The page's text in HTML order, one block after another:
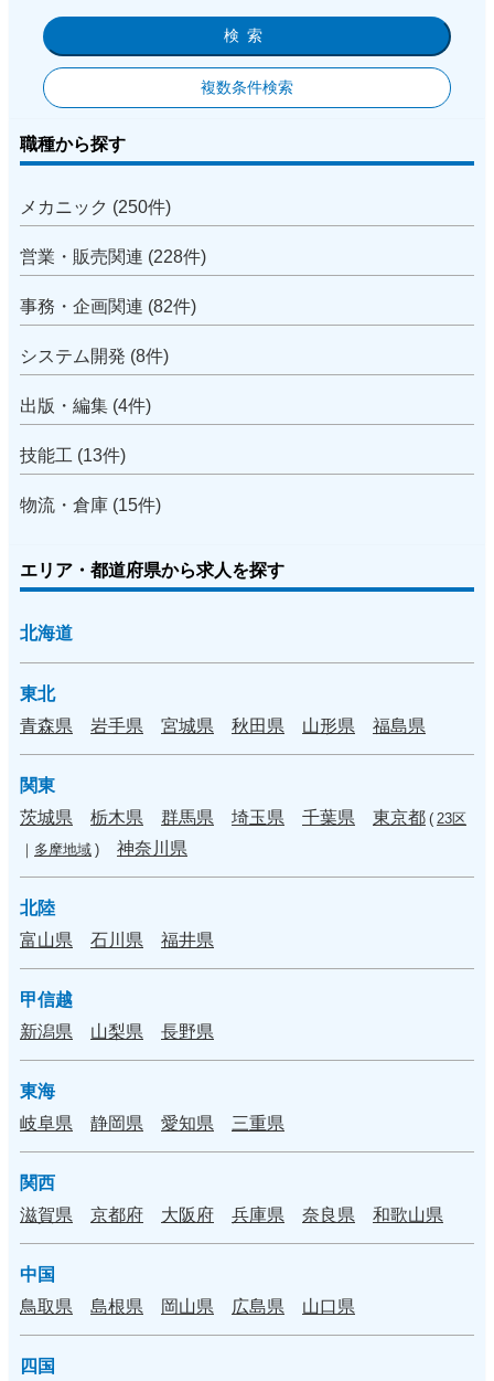
検索
複数条件検索
職種から探す
メカニック (250件)
営業・販売関連 (228件)
事務・企画関連 (82件)
システム開発 (8件)
出版・編集 (4件)
技能工 (13件)
物流・倉庫 (15件)
エリア・都道府県から求人を探す
北海道
東北
青森県
岩手県 宮城県 秋田県 山形県 福島県
関東
茨城県
栃木県 群馬県 埼玉県 千葉県 東京都 ( 23区
｜ 多摩地域 ) 神奈川県
北陸
富山県
石川県 福井県
甲信越
新潟県
山梨県 長野県
東海
岐阜県
静岡県 愛知県 三重県
関西
滋賀県
京都府 大阪府 兵庫県 奈良県 和歌山県
中国
鳥取県
島根県 岡山県 広島県 山口県
四国